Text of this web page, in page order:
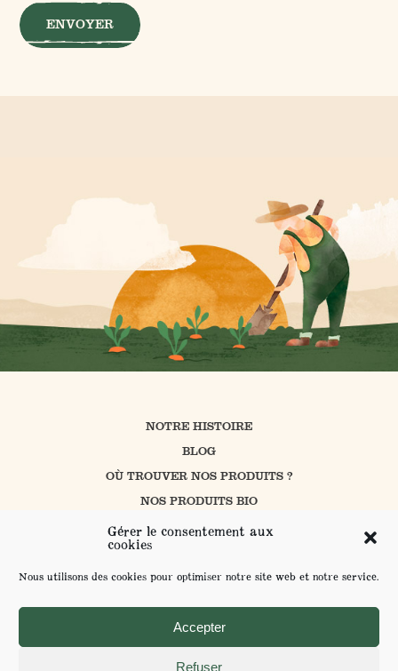
Gérer le consentement aux
cookies
Nous utilisons des cookies pour optimiser notre site web et notre service.
Accepter
Refuser
NOTRE HISTOIRE
BLOG
OÙ TROUVER NOS PRODUITS ?
NOS PRODUITS BIO
CUISINER AVEC PROSAIN
NOS ENGAGEMENTS
CONTACT
ENVOYER VOS SUGGESTIONS
MENTIONS LÉGALES ET POLITIQUE DE CONFIDENTIALITÉ